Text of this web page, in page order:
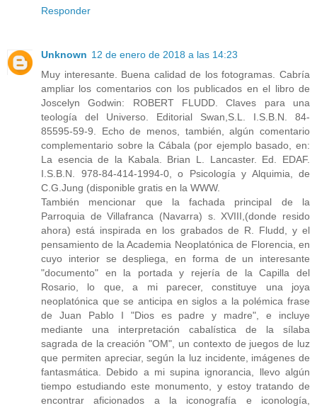
Responder
Unknown 12 de enero de 2018 a las 14:23
Muy interesante. Buena calidad de los fotogramas. Cabría
ampliar los comentarios con los publicados en el libro de
Joscelyn Godwin: ROBERT FLUDD. Claves para una
teología del Universo. Editorial Swan,S.L. I.S.B.N. 84-
85595-59-9. Echo de menos, también, algún comentario
complementario sobre la Cábala (por ejemplo basado, en:
La esencia de la Kabala. Brian L. Lancaster. Ed. EDAF.
I.S.B.N. 978-84-414-1994-0, o Psicología y Alquimia, de
C.G.Jung (disponible gratis en la WWW.
También mencionar que la fachada principal de la
Parroquia de Villafranca (Navarra) s. XVIII,(donde resido
ahora) está inspirada en los grabados de R. Fludd, y el
pensamiento de la Academia Neoplatónica de Florencia, en
cuyo interior se despliega, en forma de un interesante
"documento" en la portada y rejería de la Capilla del
Rosario, lo que, a mi parecer, constituye una joya
neoplatónica que se anticipa en siglos a la polémica frase
de Juan Pablo I "Dios es padre y madre", e incluye
mediante una interpretación cabalística de la sílaba
sagrada de la creación "OM", un contexto de juegos de luz
que permiten apreciar, según la luz incidente, imágenes de
fantasmática. Debido a mi supina ignorancia, llevo algún
tiempo estudiando este monumento, y estoy tratando de
encontrar aficionados a la iconografía e iconología,